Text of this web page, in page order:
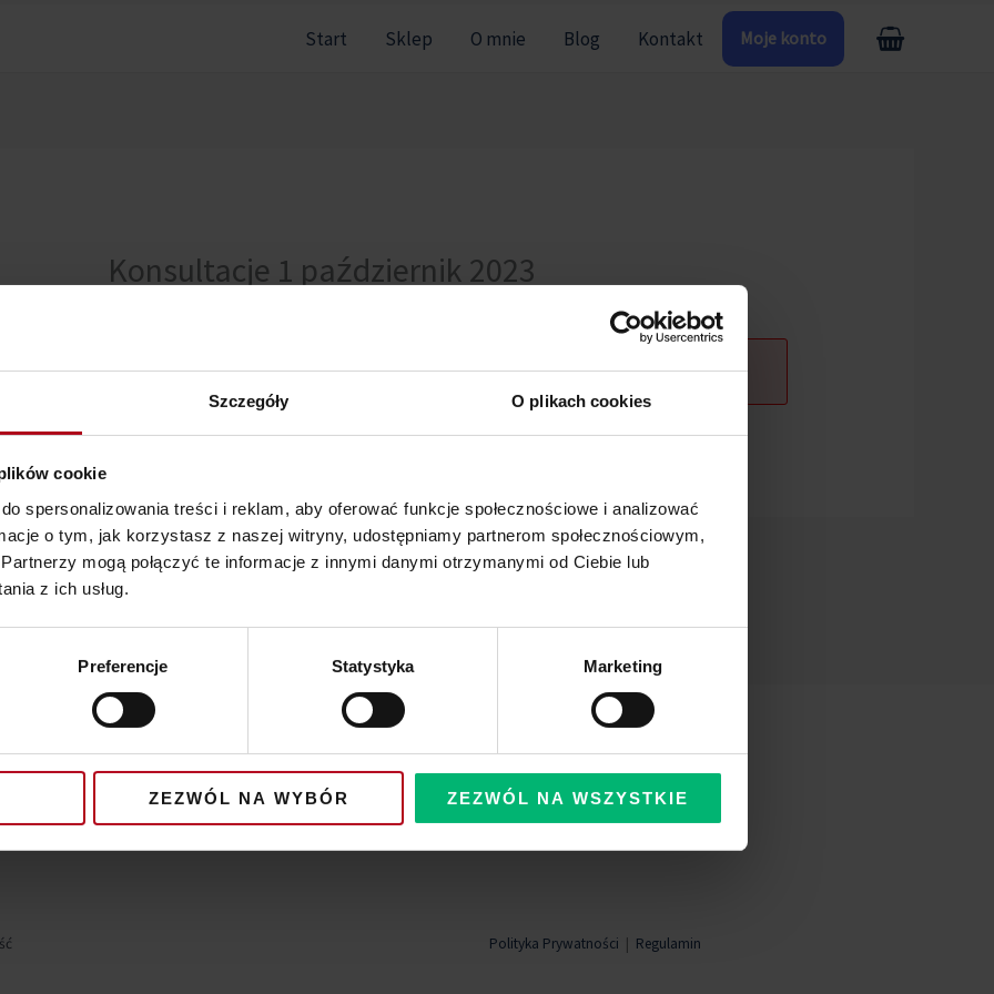
Szczegóły O plikach cookies
cookie
spersonalizowania treści i reklam, aby oferować funkcje społecznościowe i analizować
o tym, jak korzystasz z naszej witryny, udostępniamy partnerom społecznościowym,
mogą połączyć te informacje z innymi danymi otrzymanymi od Ciebie lub
z ich usług.
Preferencje Statystyka Marketing
ZEZWÓL NA WYBÓR ZEZWÓL NA WSZYSTKIE
Start Sklep O mnie Blog Kontakt Moje konto
Konsultacje 1 październik 2023
Przepraszamy, ale nie masz dostępu do tej sekcji.
Polityka Prywatności | Regulamin